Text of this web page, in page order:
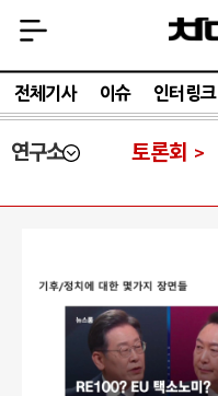
전체기사 이슈 인터링크
연구소 토론회